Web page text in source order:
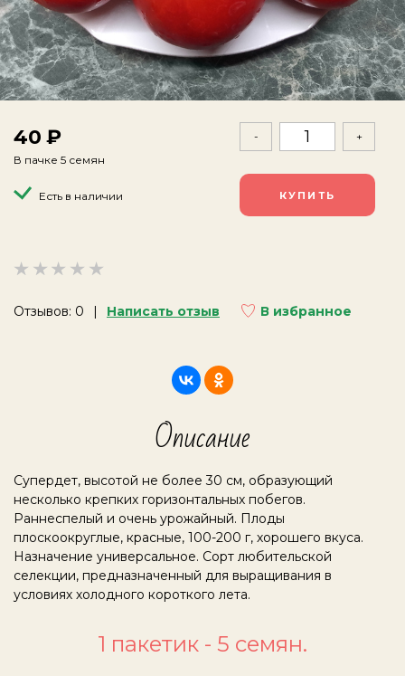
Отзывов: 0 Написать отзыв В избранное
40
В пачке 5 семян
Есть в наличии
- +
Описание
Супердет, высотой не более 30 см, образующий
несколько крепких горизонтальных побегов.
Раннеспелый и очень урожайный. Плоды
плоскоокруглые, красные, 100-200 г, хорошего вкуса.
Назначение универсальное. Сорт любительской
селекции, предназначенный для выращивания в
условиях холодного короткого лета.
1 пакетик - 5 семян.